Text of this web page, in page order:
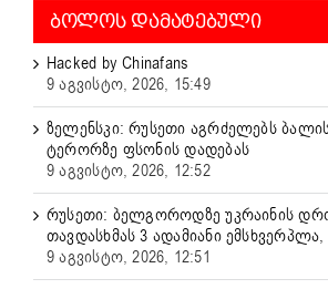
ᲑᲝᲚᲝᲡ ᲓᲐᲛᲐᲢᲔᲑᲣᲚᲘ
Hacked by Chinafans
9 აგვისტო, 2026, 15:49
ზელენსკი: რუსეთი აგრძელებს
ტერორზე ფსონის დადებას
9 აგვისტო, 2026, 12:52
რუსეთი: ბელგოროდზე უკრაინის
თავდასხმას 3 ადამიანი
9 აგვისტო, 2026, 12:51